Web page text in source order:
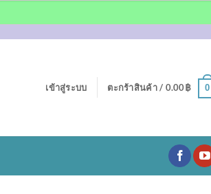
เข้าสู่ระบบ ตะกร้าสินค้า / 0.00฿ 0